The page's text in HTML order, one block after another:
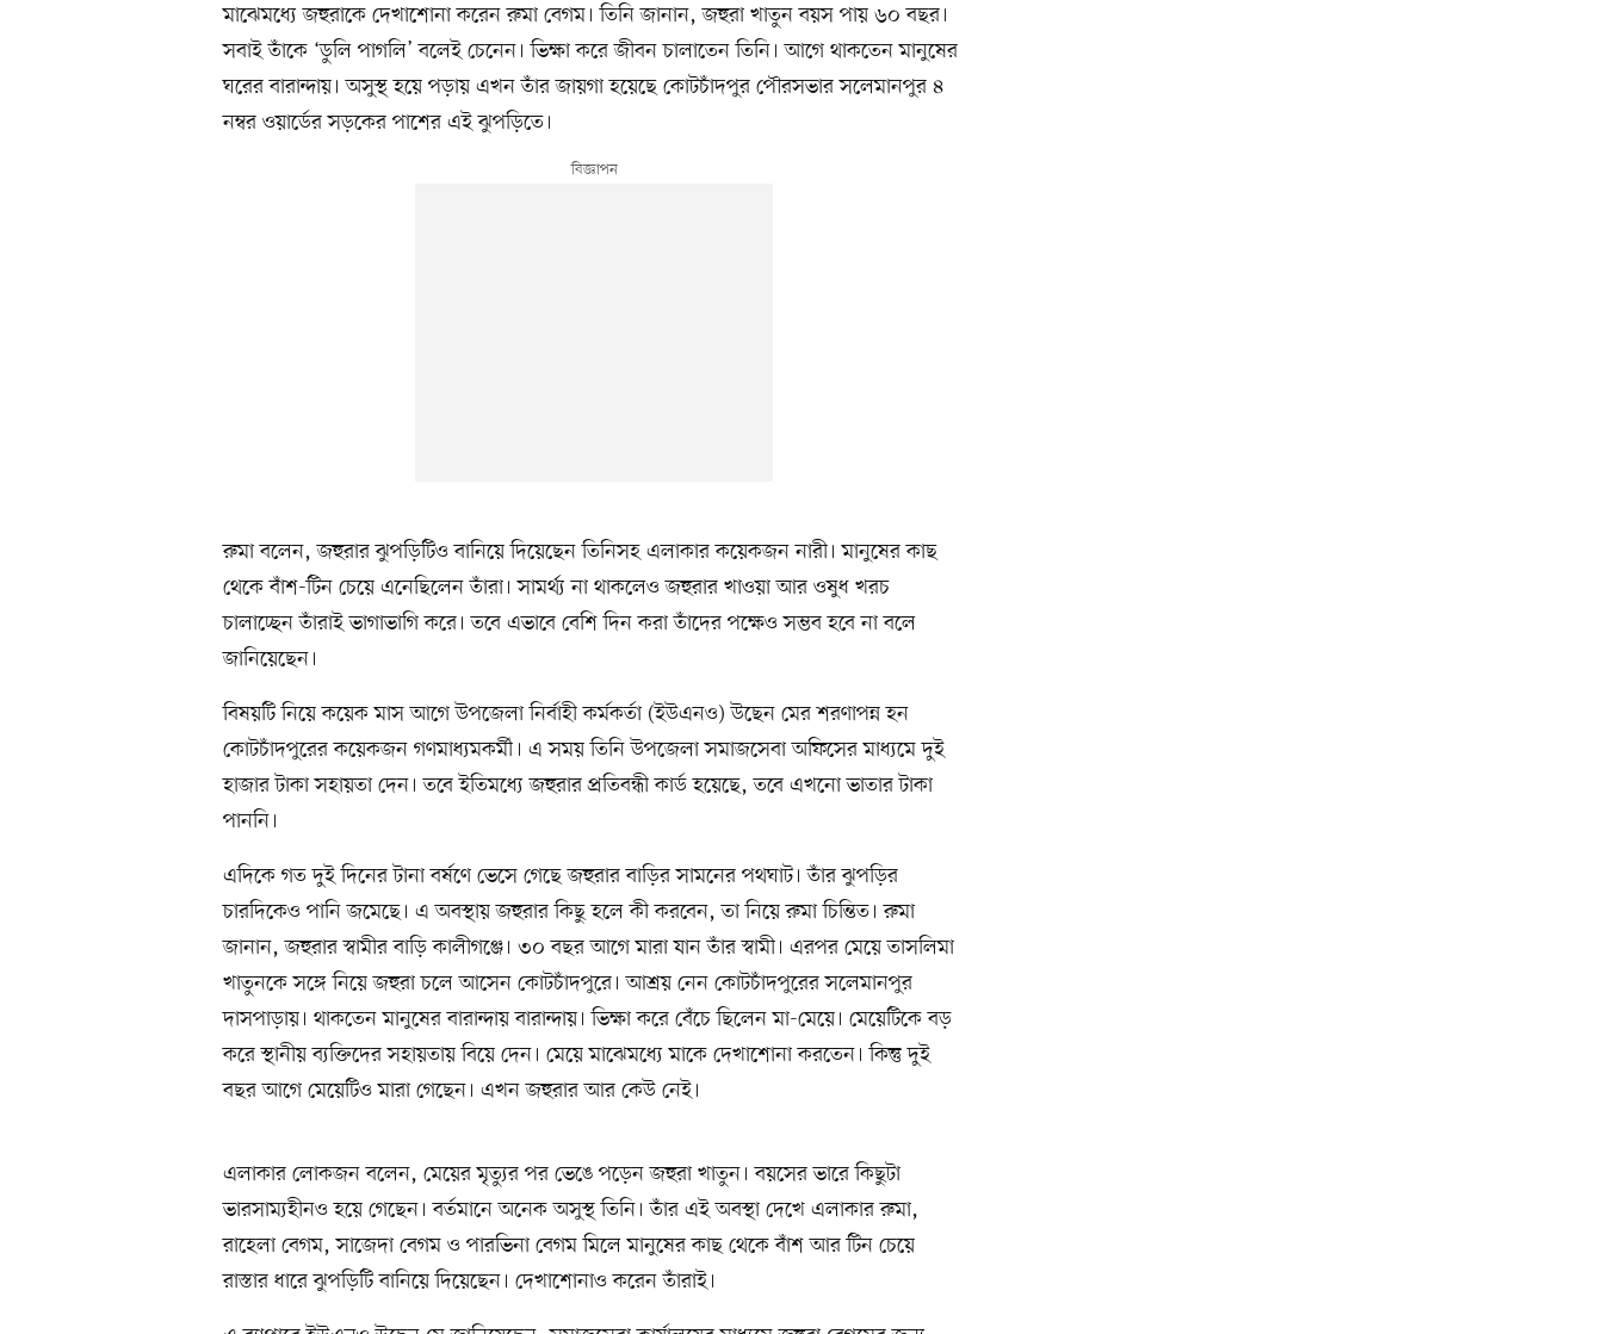
মাঝেমধ্যে জহুরাকে দেখাশোনা করেন রুমা বেগম। তিনি জানান, জহুরা খাতুন বয়স পায় ৬০ বছর।
সবাই তাঁকে ‘ডুলি পাগলি’ বলেই চেনেন। ভিক্ষা করে জীবন চালাতেন তিনি। আগে থাকতেন মানুষের
ঘরের বারান্দায়। অসুস্থ হয়ে পড়ায় এখন তাঁর জায়গা হয়েছে কোটচাঁদপুর পৌরসভার সলেমানপুর ৪
নম্বর ওয়ার্ডের সড়কের পাশের এই ঝুপড়িতে।
রুমা বলেন, জহুরার ঝুপড়িটিও বানিয়ে দিয়েছেন তিনিসহ এলাকার কয়েকজন নারী। মানুষের কাছ
থেকে বাঁশ-টিন চেয়ে এনেছিলেন তাঁরা। সামর্থ্য না থাকলেও জহুরার খাওয়া আর ওষুধ খরচ
চালাচ্ছেন তাঁরাই ভাগাভাগি করে। তবে এভাবে বেশি দিন করা তাঁদের পক্ষেও সম্ভব হবে না বলে
জানিয়েছেন।
বিষয়টি নিয়ে কয়েক মাস আগে উপজেলা নির্বাহী কর্মকর্তা (ইউএনও) উছেন মের শরণাপন্ন হন
কোটচাঁদপুরের কয়েকজন গণমাধ্যমকর্মী। এ সময় তিনি উপজেলা সমাজসেবা অফিসের মাধ্যমে দুই
হাজার টাকা সহায়তা দেন। তবে ইতিমধ্যে জহুরার প্রতিবন্ধী কার্ড হয়েছে, তবে এখনো ভাতার টাকা
পাননি।
এদিকে গত দুই দিনের টানা বর্ষণে ভেসে গেছে জহুরার বাড়ির সামনের পথঘাট। তাঁর ঝুপড়ির
চারদিকেও পানি জমেছে। এ অবস্থায় জহুরার কিছু হলে কী করবেন, তা নিয়ে রুমা চিন্তিত। রুমা
জানান, জহুরার স্বামীর বাড়ি কালীগঞ্জে। ৩০ বছর আগে মারা যান তাঁর স্বামী। এরপর মেয়ে তাসলিমা
খাতুনকে সঙ্গে নিয়ে জহুরা চলে আসেন কোটচাঁদপুরে। আশ্রয় নেন কোটচাঁদপুরের সলেমানপুর
দাসপাড়ায়। থাকতেন মানুষের বারান্দায় বারান্দায়। ভিক্ষা করে বেঁচে ছিলেন মা-মেয়ে। মেয়েটিকে বড়
করে স্থানীয় ব্যক্তিদের সহায়তায় বিয়ে দেন। মেয়ে মাঝেমধ্যে মাকে দেখাশোনা করতেন। কিন্তু দুই
বছর আগে মেয়েটিও মারা গেছেন। এখন জহুরার আর কেউ নেই।
এলাকার লোকজন বলেন, মেয়ের মৃত্যুর পর ভেঙে পড়েন জহুরা খাতুন। বয়সের ভারে কিছুটা
ভারসাম্যহীনও হয়ে গেছেন। বর্তমানে অনেক অসুস্থ তিনি। তাঁর এই অবস্থা দেখে এলাকার রুমা,
রাহেলা বেগম, সাজেদা বেগম ও পারভিনা বেগম মিলে মানুষের কাছ থেকে বাঁশ আর টিন চেয়ে
রাস্তার ধারে ঝুপড়িটি বানিয়ে দিয়েছেন। দেখাশোনাও করেন তাঁরাই।